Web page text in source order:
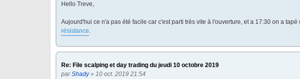
Hello Treve,
Aujourd'hui ce n'a pas été facile car c'est parti très vite à l'ouverture, et a 17:30 on a
résistance.
Re: File scalping et day trading du jeudi 10 octobre 2019
parShady» 10 oct. 2019 21:54